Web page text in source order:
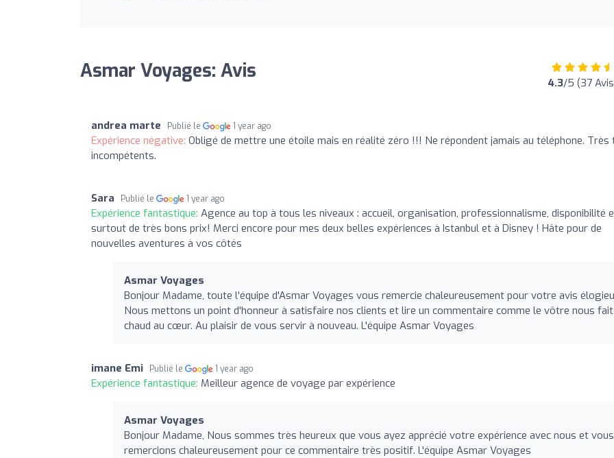
Asmar Voyages: Avis 4.3/5 (37
andrea marte Publié le 1 year ago
Expérience négative: Obligé de mettre une étoile mais en réalité zéro !!! Ne répondent jamais au téléphone. Très
incompétents.
Sara Publié le 1 year ago
Expérience fantastique: Agence au top à tous les niveaux : accueil, organisation, professionnalisme, disponibilité
surtout de très bons prix! Merci encore pour mes deux belles expériences à Istanbul et à Disney ! Hâte pour de
nouvelles aventures à vos côtés
Asmar Voyages
Bonjour Madame, toute l'équipe d'Asmar Voyages vous remercie chaleureusement pour votre avis
Nous mettons un point d'honneur à satisfaire nos clients et lire un commentaire comme le vôtre nous fait
chaud au cœur. Au plaisir de vous servir à nouveau. L'équipe Asmar Voyages
imane Emi Publié le 1 year ago
Expérience fantastique: Meilleur agence de voyage par expérience
Asmar Voyages
Bonjour Madame, Nous sommes très heureux que vous ayez apprécié votre expérience avec nous et vous
remercions chaleureusement pour ce commentaire très positif. L'équipe Asmar Voyages